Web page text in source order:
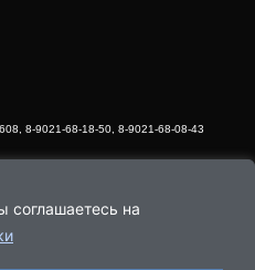
соглашаетесь на
8-9021-68-18-50, 8-9021-68-08-43
Профсоюзная, дом 44, офис 1